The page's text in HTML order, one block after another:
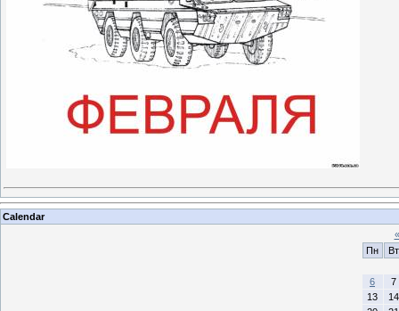
Calendar
«
Пн
Вт
6
7
13
14